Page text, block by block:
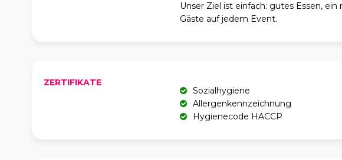
Unser Ziel ist einfach: gutes Essen,
Gäste auf jedem Event.
ZERTIFIKATE
Sozialhygiene
Allergenkennzeichnung
Hygienecode HACCP